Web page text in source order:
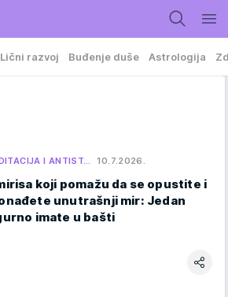
Lični razvoj Buđenje duše Astrologija
I ANTIST… 10.7.2026.
koji pomažu da se opustite i
unutrašnji mir: Jedan
imate u bašti